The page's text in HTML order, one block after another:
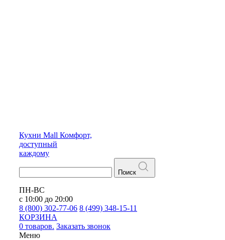
Кухни Mall Комфорт,
доступный
каждому
Поиск
ПН-ВС
с 10:00 до 20:00
8 (800) 302-77-06 8 (499) 348-15-11
КОРЗИНА
0 товаров. Заказать звонок
Меню